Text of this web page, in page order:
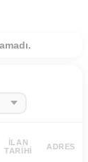
İLAN
TARIHI
ADRES